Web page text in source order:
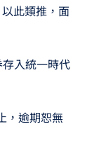
此類推，面
入統一時代
，逾期恕無